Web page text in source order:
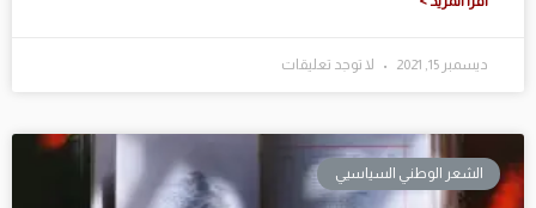
ديسمبر 15, 2021 لا توجد تعليقات
الشعر الوطني السياسيي